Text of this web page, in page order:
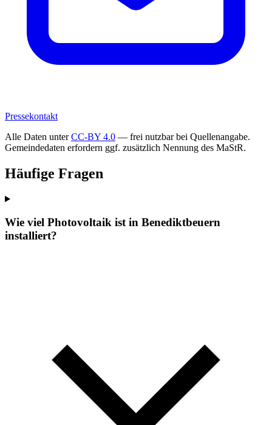
Pressekontakt
Alle Daten unterCC-BY 4.0 — frei nutzbar bei Quellenangabe.
Gemeindedaten erfordern ggf. zusätzlich Nennung des MaStR.
Häufige Fragen
Wie viel Photovoltaik ist in Benediktbeuern
installiert?